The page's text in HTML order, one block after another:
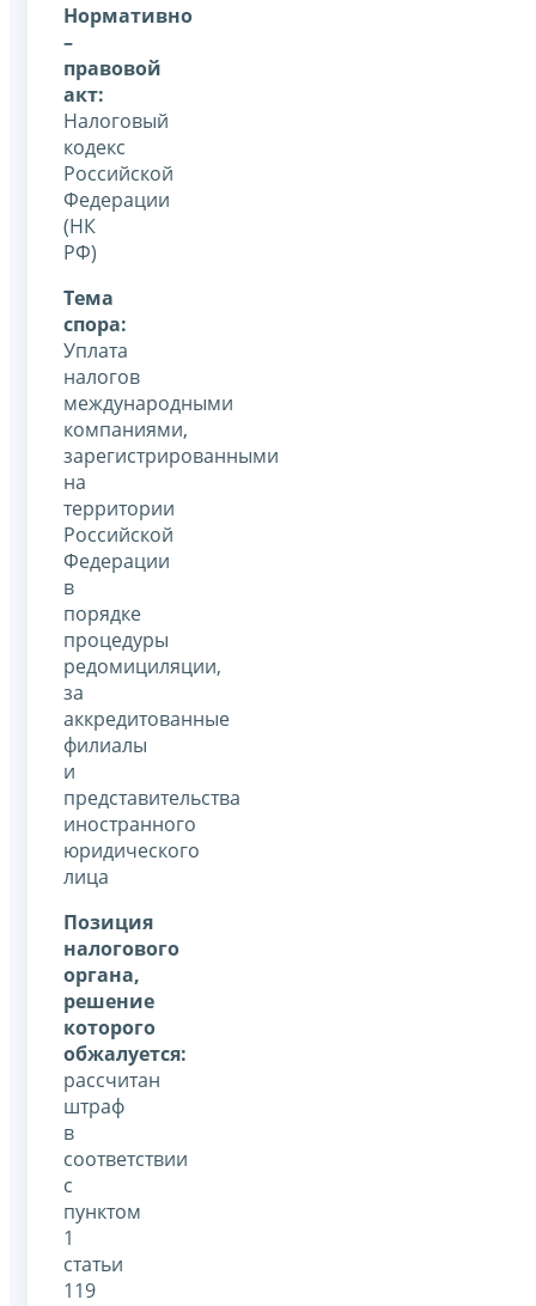
Нормативно
–
правовой
акт:
Налоговый
кодекс
Российской
Федерации
(НК
РФ)
Тема
спора:
Уплата
налогов
международными
компаниями,
зарегистрированными
на
территории
Российской
Федерации
в
порядке
процедуры
редомициляции,
за
аккредитованные
филиалы
и
представительства
иностранного
юридического
лица
Позиция
налогового
органа,
решение
которого
обжалуется:
рассчитан
штраф
в
соответствии
с
пунктом
1
статьи
119